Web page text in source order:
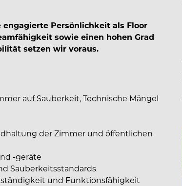
Persönlichkeit als Floor
sowie einen hohen Grad
setzen wir voraus.
auf Sauberkeit, Technische Mängel
der Zimmer und öffentlichen
-geräte
Sauberkeitsstandards
und Funktionsfähigkeit